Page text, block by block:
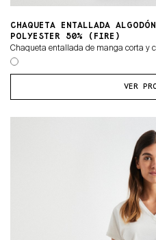
CHAQUETA ENTALLADA
POLYESTER 50% (FIRE)
Chaqueta entallada de manga corta y
VER